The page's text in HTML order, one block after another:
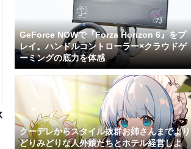
GeForce NOWで『Forza Horizon 6』をプ
レイ。ハンドルコントローラー×クラウドゲ
ーミングの底力を体感
クーデレからスタイル抜群お姉さんまでより
どりみどりな人外娘たちとホテル経営しよ